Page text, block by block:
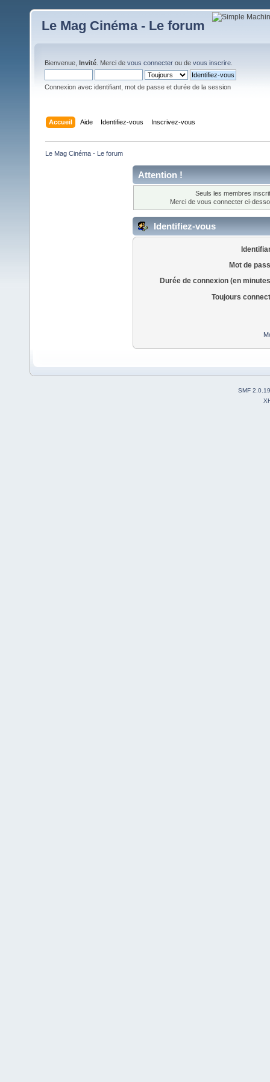
Le Mag Cinéma - Le forum
Bienvenue, Invité . Merci de vous connecter ou de vous inscrire
Connexion avec identifiant, mot de passe et durée de la session
Accueil Aide Identifiez-vous Inscrivez-vous
Le Mag Cinéma - Le forum
Attention !
Seuls les membres
Merci de vous connecter ci-
Identifiez-vous
Mot de
Durée de connexion (en
Toujours
SMF 2.0.19